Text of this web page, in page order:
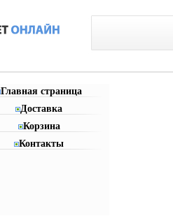
Главная страница
Доставка
Корзина
Контакты